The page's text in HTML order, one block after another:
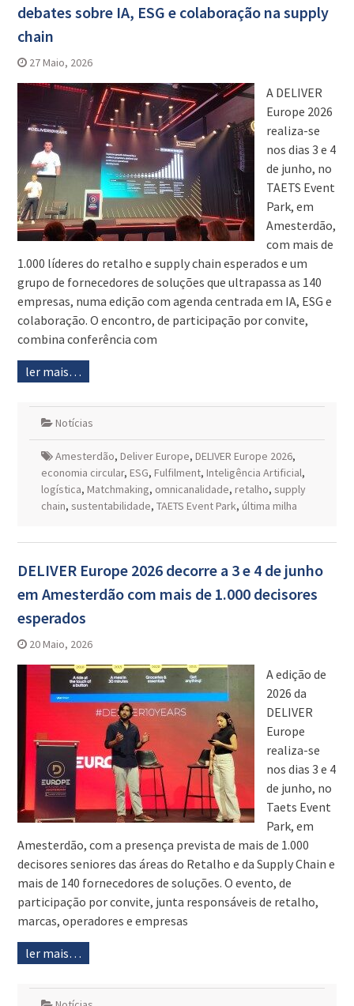
debates sobre IA, ESG e colaboração na supply
chain
27 Maio, 2026
A DELIVER
Europe 2026
realiza-se
nos dias 3 e 4
de junho, no
TAETS Event
Park, em
Amesterdão,
com mais de
1.000 líderes do retalho e supply chain esperados e um
grupo de fornecedores de soluções que ultrapassa as 140
empresas, numa edição com agenda centrada em IA, ESG e
colaboração. O encontro, de participação por convite,
combina conferência com
ler mais…
Notícias
Amesterdão, Deliver Europe, DELIVER Europe 2026,
economia circular, ESG, Fulfilment, Inteligência Artificial,
logística, Matchmaking, omnicanalidade, retalho, supply
chain, sustentabilidade, TAETS Event Park, última milha
DELIVER Europe 2026 decorre a 3 e 4 de junho
em Amesterdão com mais de 1.000 decisores
esperados
20 Maio, 2026
A edição de
2026 da
DELIVER
Europe
realiza-se
nos dias 3 e 4
de junho, no
Taets Event
Park, em
Amesterdão, com a presença prevista de mais de 1.000
decisores seniores das áreas do Retalho e da Supply Chain e
mais de 140 fornecedores de soluções. O evento, de
participação por convite, junta responsáveis de retalho,
marcas, operadores e empresas
ler mais…